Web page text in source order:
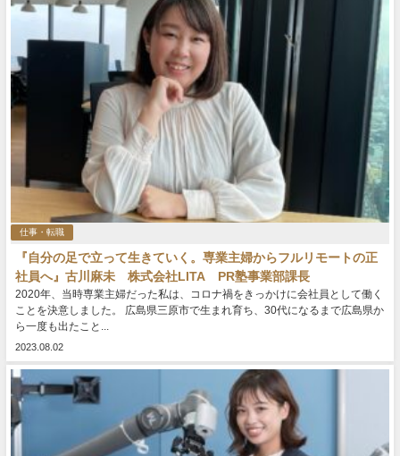
仕事・転職
『自分の足で立って生きていく。専業主婦からフルリモートの正
社員へ』古川麻未 株式会社LITA PR塾事業部課長
2020年、当時専業主婦だった私は、コロナ禍をきっかけに会社員として働く
ことを決意しました。 広島県三原市で生まれ育ち、30代になるまで広島県か
ら一度も出たこと...
2023.08.02